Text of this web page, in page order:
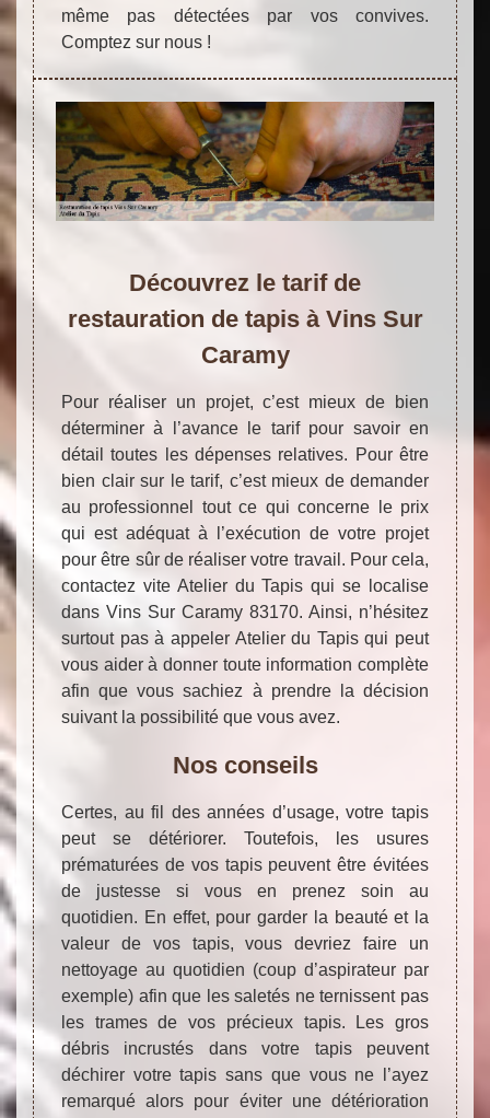
même pas détectées par vos convives.
Comptez sur nous !
Découvrez le tarif de
restauration de tapis à Vins Sur
Caramy
Pour réaliser un projet, c’est mieux de bien
déterminer à l’avance le tarif pour savoir en
détail toutes les dépenses relatives. Pour être
bien clair sur le tarif, c’est mieux de demander
au professionnel tout ce qui concerne le prix
qui est adéquat à l’exécution de votre projet
pour être sûr de réaliser votre travail. Pour cela,
contactez vite Atelier du Tapis qui se localise
dans Vins Sur Caramy 83170. Ainsi, n’hésitez
surtout pas à appeler Atelier du Tapis qui peut
vous aider à donner toute information complète
afin que vous sachiez à prendre la décision
suivant la possibilité que vous avez.
Nos conseils
Certes, au fil des années d’usage, votre tapis
peut se détériorer. Toutefois, les usures
prématurées de vos tapis peuvent être évitées
de justesse si vous en prenez soin au
quotidien. En effet, pour garder la beauté et la
valeur de vos tapis, vous devriez faire un
nettoyage au quotidien (coup d’aspirateur par
exemple) afin que les saletés ne ternissent pas
les trames de vos précieux tapis. Les gros
débris incrustés dans votre tapis peuvent
déchirer votre tapis sans que vous ne l’ayez
remarqué alors pour éviter une détérioration